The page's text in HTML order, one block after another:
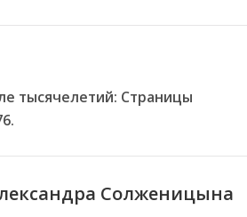
тысячелетий: Страницы
Солженицына